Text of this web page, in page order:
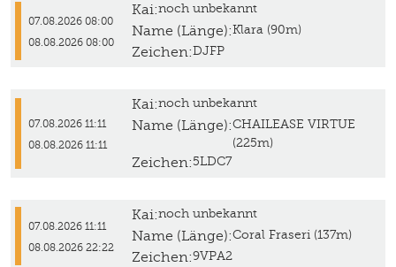
07.08.2026 08:00
08.08.2026 08:00
Kai:noch unbekannt
Name (Länge):Klara (90m)
Zeichen:DJFP
07.08.2026 11:11
08.08.2026 11:11
Kai:noch unbekannt
Name (Länge):CHAILEASE VIRTUE
(225m)
Zeichen:5LDC7
07.08.2026 11:11
08.08.2026 22:22
Kai:noch unbekannt
Name (Länge):Coral Fraseri (137m)
Zeichen:9VPA2